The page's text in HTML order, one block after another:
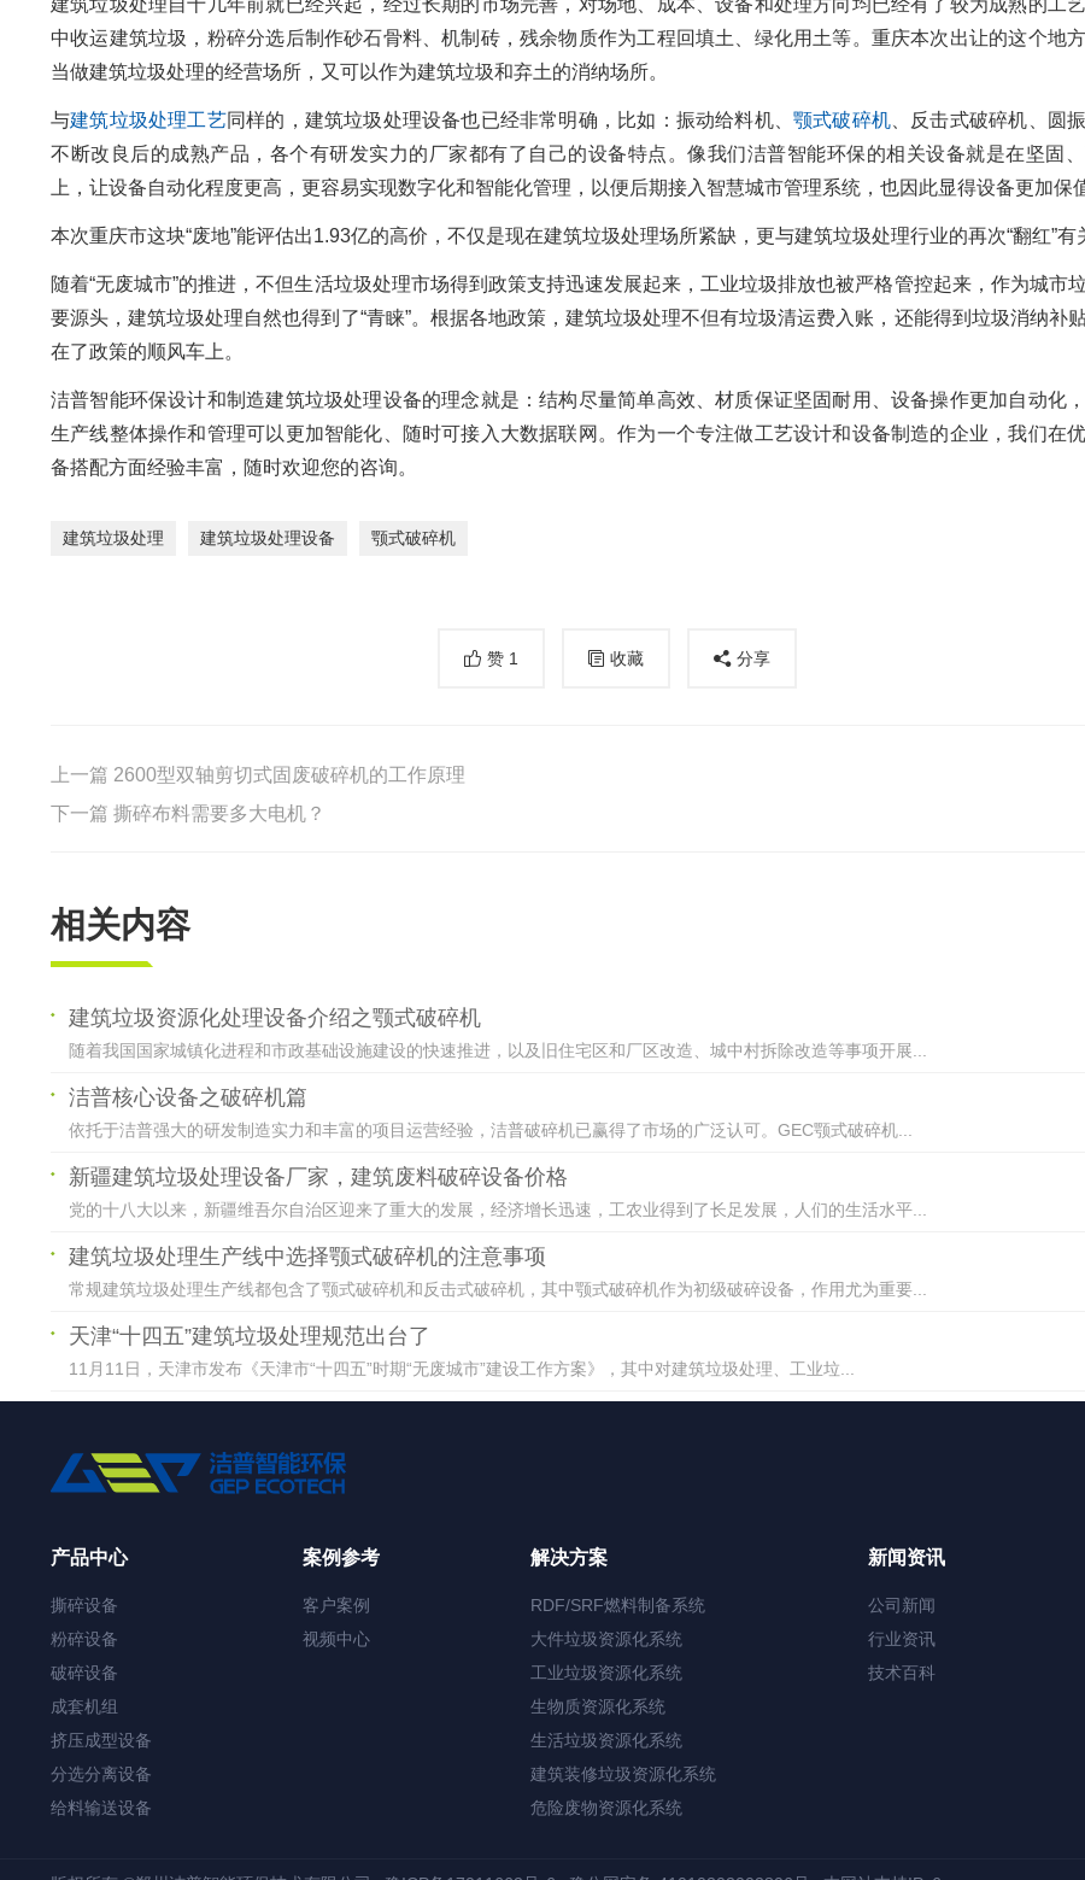
建筑垃圾处理自十几年前就已经兴起，经过长期的市场完善，对场地、成本、设备和处理方向均已经有了较为成熟的工
中收运建筑垃圾，粉碎分选后制作砂石骨料、机制砖，残余物质作为工程回填土、绿化用土等。重庆本次出让的这个地
当做建筑垃圾处理的经营场所，又可以作为建筑垃圾和弃土的消纳场所。
与建筑垃圾处理工艺同样的，建筑垃圾处理设备也已经非常明确，比如：振动给料机、颚式破碎机 、反击式破碎机、圆
不断改良后的成熟产品，各个有研发实力的厂家都有了自己的设备特点。像我们洁普智能环保的相关设备就是在坚固
上，让设备自动化程度更高，更容易实现数字化和智能化管理，以便后期接入智慧城市管理系统，也因此显得设备更加保
本次重庆市这块“废地”能评估出1.93亿的高价，不仅是现在建筑垃圾处理场所紧缺，更与建筑垃圾处理行业的再次“翻红”有
随着“无废城市”的推进，不但生活垃圾处理市场得到政策支持迅速发展起来，工业垃圾排放也被严格管控起来，作为城市
要源头，建筑垃圾处理自然也得到了“青睐”。根据各地政策，建筑垃圾处理不但有垃圾清运费入账，还能得到垃圾消纳补
在了政策的顺风车上。
洁普智能环保设计和制造建筑垃圾处理设备的理念就是：结构尽量简单高效、材质保证坚固耐用、设备操作更加自动化，
生产线整体操作和管理可以更加智能化、随时可接入大数据联网。作为一个专注做工艺设计和设备制造的企业，我们在
备搭配方面经验丰富，随时欢迎您的咨询。
建筑垃圾处理 建筑垃圾处理设备 颚式破碎机
赞 1 收藏 分享
上一篇 2600型双轴剪切式固废破碎机的工作原理
下一篇 撕碎布料需要多大电机？
相关内容
建筑垃圾资源化处理设备介绍之颚式破碎机
随着我国国家城镇化进程和市政基础设施建设的快速推进，以及旧住宅区和厂区改造、城中村拆除改造等事项开展...
洁普核心设备之破碎机篇
依托于洁普强大的研发制造实力和丰富的项目运营经验，洁普破碎机已赢得了市场的广泛认可。GEC颚式破碎机...
新疆建筑垃圾处理设备厂家，建筑废料破碎设备价格
党的十八大以来，新疆维吾尔自治区迎来了重大的发展，经济增长迅速，工农业得到了长足发展，人们的生活水平...
建筑垃圾处理生产线中选择颚式破碎机的注意事项
常规建筑垃圾处理生产线都包含了颚式破碎机和反击式破碎机，其中颚式破碎机作为初级破碎设备，作用尤为重要...
天津“十四五”建筑垃圾处理规范出台了
11月11日，天津市发布《天津市“十四五”时期“无废城市”建设工作方案》，其中对建筑垃圾处理、工业垃...
产品中心
撕碎设备
粉碎设备
破碎设备
成套机组
挤压成型设备
分选分离设备
给料输送设备
案例参考
客户案例
视频中心
解决方案
RDF/SRF燃料制备系统
大件垃圾资源化系统
工业垃圾资源化系统
生物质资源化系统
生活垃圾资源化系统
建筑装修垃圾资源化系统
危险废物资源化系统
新闻资讯
公司新闻
行业资讯
技术百科